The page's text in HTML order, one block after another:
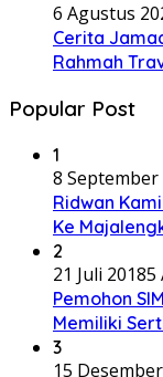
6 Agustus
Cerita
Rahmah
Popular Post
1
8 September
Ridwan
Ke
2
21 Juli 20185
Pemohon
Memiliki
3
15